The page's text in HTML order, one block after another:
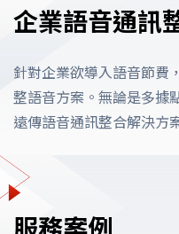
企業語音通訊
針對企業欲導入語音節費
整語音方案。無論是多據
遠傳語音通訊整合解決方